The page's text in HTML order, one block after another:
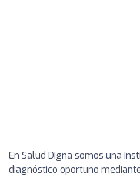
En Salud Digna somos una
diagnóstico oportuno